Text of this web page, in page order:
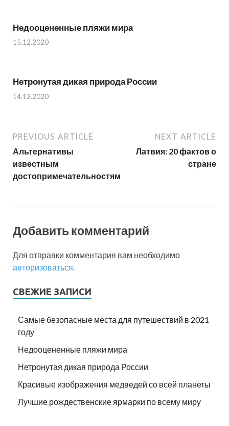
Недооцененные пляжи мира
15.12.2020
Нетронутая дикая природа России
14.12.2020
PREVIOUS ARTICLE
Альтернативы
известным
достопримечательностям
NEXT ARTICLE
Латвия: 20 фактов о
стране
Добавить комментарий
Для отправки комментария вам необходимо
авторизоваться
СВЕЖИЕ ЗАПИСИ
Самые безопасные места для путешествий в 2021
году
Недооцененные пляжи мира
Нетронутая дикая природа России
Красивые изображения медведей со всей планеты
Лучшие рождественские ярмарки по всему миру